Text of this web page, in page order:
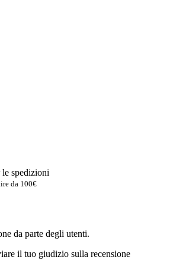
spedizioni
da 100€
da parte degli utenti.
il tuo giudizio sulla recensione